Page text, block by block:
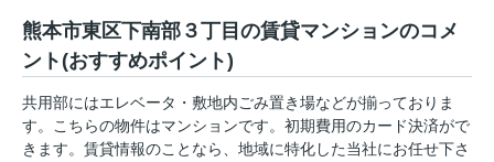
熊本市東区下南部３丁目の賃貸マンションのコメ
ント(おすすめポイント)
共用部にはエレベータ・敷地内ごみ置き場などが揃っておりま
す。こちらの物件はマンションです。初期費用のカード決済がで
きます。賃貸情報のことなら、地域に特化した当社にお任せ下さ